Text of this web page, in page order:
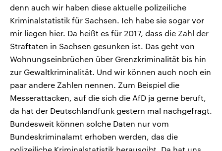
denn auch wir haben diese aktuelle polizeiliche
Kriminalstatistik für Sachsen. Ich habe sie sogar vor
mir liegen hier. Da heißt es für 2017, dass die Zahl der
Straftaten in Sachsen gesunken ist. Das geht von
Wohnungseinbrüchen über Grenzkriminalität bis hin
zur Gewaltkriminalität. Und wir können auch noch ein
paar andere Zahlen nennen. Zum Beispiel die
Messerattacken, auf die sich die AfD ja gerne beruft,
da hat der Deutschlandfunk gestern mal nachgefragt.
Bundesweit können solche Daten nur vom
Bundeskriminalamt erhoben werden, das die